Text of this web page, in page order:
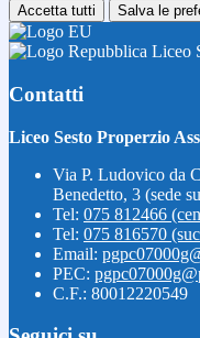
Accetta tutti Salva le
Liceo
Contatti
Liceo Sesto Properzio
Via P. Ludovico da
Benedetto, 3 (sede
Tel: 075 812466
Tel: 075 816570
Email:
PEC:
C.F.: 80012220549